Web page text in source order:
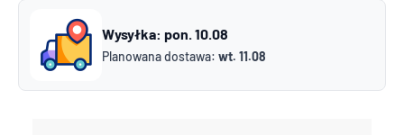
Wysyłka: pon. 10.08
Planowana dostawa: wt. 11.08